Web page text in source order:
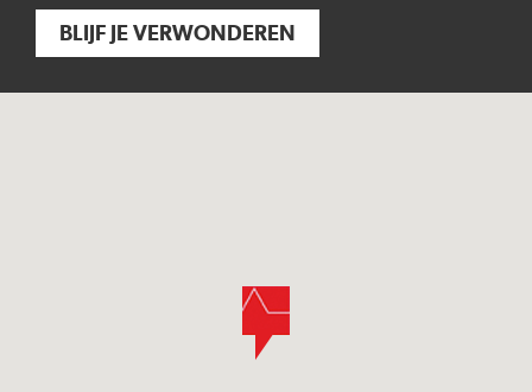
BLIJF JE VERWONDEREN